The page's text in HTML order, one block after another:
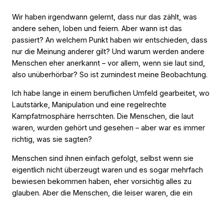
Wir haben irgendwann gelernt, dass nur das zählt, was
andere sehen, loben und feiern. Aber wann ist das
passiert? An welchem Punkt haben wir entschieden, dass
nur die Meinung anderer gilt? Und warum werden andere
Menschen eher anerkannt – vor allem, wenn sie laut sind,
also unüberhörbar? So ist zumindest meine Beobachtung.
Ich habe lange in einem beruflichen Umfeld gearbeitet, wo
Lautstärke, Manipulation und eine regelrechte
Kampfatmosphäre herrschten. Die Menschen, die laut
waren, wurden gehört und gesehen – aber war es immer
richtig, was sie sagten?
Menschen sind ihnen einfach gefolgt, selbst wenn sie
eigentlich nicht überzeugt waren und es sogar mehrfach
bewiesen bekommen haben, eher vorsichtig alles zu
glauben. Aber die Menschen, die leiser waren, die ein